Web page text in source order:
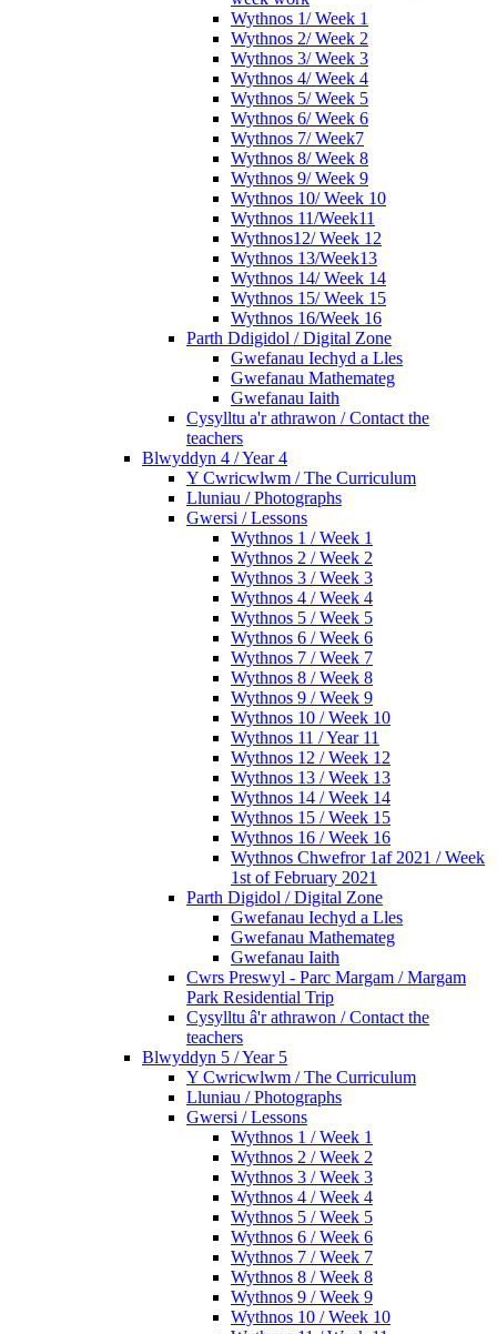
Wythnos 1/ Week 1
Wythnos 2/ Week 2
Wythnos 3/ Week 3
Wythnos 4/ Week 4
Wythnos 5/ Week 5
Wythnos 6/ Week 6
Wythnos 7/ Week7
Wythnos 8/ Week 8
Wythnos 9/ Week 9
Wythnos 10/ Week 10
Wythnos 11/Week11
Wythnos12/ Week 12
Wythnos 13/Week13
Wythnos 14/ Week 14
Wythnos 15/ Week 15
Wythnos 16/Week 16
Parth Ddigidol / Digital Zone
Gwefanau Iechyd a Lles
Gwefanau Mathemateg
Gwefanau Iaith
Cysylltu a'r athrawon / Contact the
teachers
Blwyddyn 4 / Year 4
Y Cwricwlwm / The Curriculum
Lluniau / Photographs
Gwersi / Lessons
Wythnos 1 / Week 1
Wythnos 2 / Week 2
Wythnos 3 / Week 3
Wythnos 4 / Week 4
Wythnos 5 / Week 5
Wythnos 6 / Week 6
Wythnos 7 / Week 7
Wythnos 8 / Week 8
Wythnos 9 / Week 9
Wythnos 10 / Week 10
Wythnos 11 / Year 11
Wythnos 12 / Week 12
Wythnos 13 / Week 13
Wythnos 14 / Week 14
Wythnos 15 / Week 15
Wythnos 16 / Week 16
Wythnos Chwefror 1af 2021 / Week
1st of February 2021
Parth Digidol / Digital Zone
Gwefanau Iechyd a Lles
Gwefanau Mathemateg
Gwefanau Iaith
Cwrs Preswyl - Parc Margam / Margam
Park Residential Trip
Cysylltu â'r athrawon / Contact the
teachers
Blwyddyn 5 / Year 5
Y Cwricwlwm / The Curriculum
Lluniau / Photographs
Gwersi / Lessons
Wythnos 1 / Week 1
Wythnos 2 / Week 2
Wythnos 3 / Week 3
Wythnos 4 / Week 4
Wythnos 5 / Week 5
Wythnos 6 / Week 6
Wythnos 7 / Week 7
Wythnos 8 / Week 8
Wythnos 9 / Week 9
Wythnos 10 / Week 10